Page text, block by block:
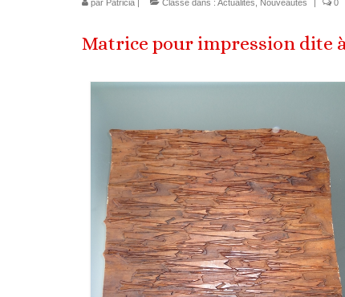
par Patricia | Classé dans : Actualités Nouveautés | 0
Matrice pour impression dite